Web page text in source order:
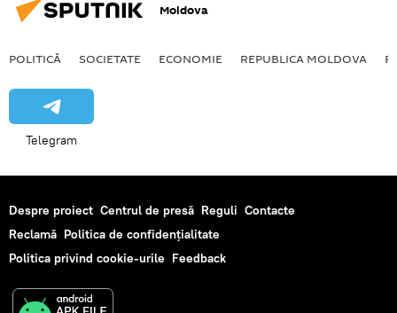
Moldova
POLITICĂ SOCIETATE ECONOMIE REPUBLICA MOLDOVA
Telegram
Despre proiect Centrul de presă Reguli Contacte
Reclamă Politica de confidențialitate
Politica privind cookie-urile Feedback